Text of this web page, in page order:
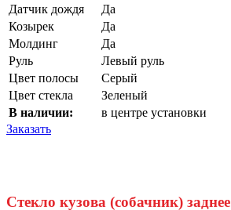
Датчик дождя
Да
Козырек
Да
Молдинг
Да
Руль
Левый руль
Цвет полосы
Серый
Цвет стекла
Зеленый
В наличии:
в центре установки
Заказать
Стекло кузова (собачник)